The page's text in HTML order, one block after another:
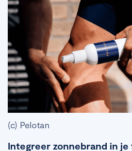
(c) Pelotan
Integreer zonnebrand in